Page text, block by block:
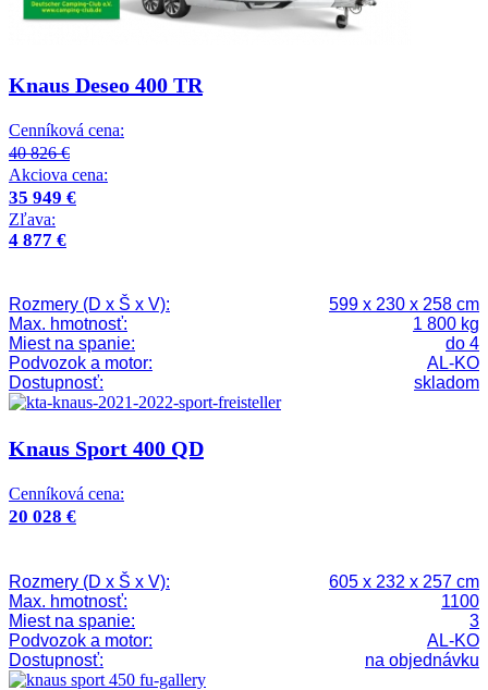
Knaus Deseo 400 TR
Cenníková cena:
40 826 €
Akciova cena:
35 949 €
Zľava:
4 877 €
Rozmery (D x Š x V):
599 x 230 x 258 cm
Max. hmotnosť:
1 800 kg
Miest na spanie:
do 4
Podvozok a motor:
AL-KO
Dostupnosť:
skladom
Knaus Sport 400 QD
Cenníková cena:
20 028 €
Rozmery (D x Š x V):
605 x 232 x 257 cm
Max. hmotnosť:
1100
Miest na spanie:
3
Podvozok a motor:
AL-KO
Dostupnosť:
na objednávku